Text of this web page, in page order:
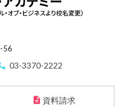
56
03-3370-2222
資料請求